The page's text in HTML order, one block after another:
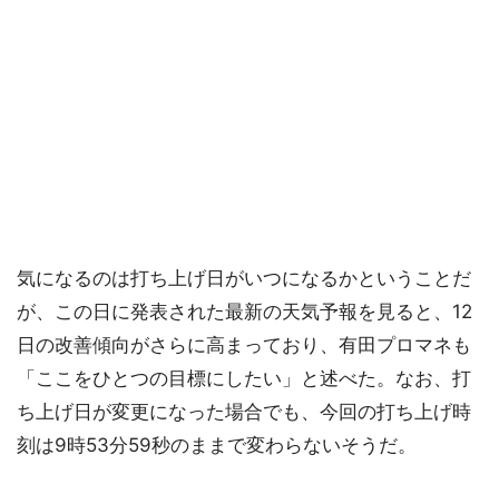
気になるのは打ち上げ日がいつになるかということだ
が、この日に発表された最新の天気予報を見ると、12
日の改善傾向がさらに高まっており、有田プロマネも
「ここをひとつの目標にしたい」と述べた。なお、打
ち上げ日が変更になった場合でも、今回の打ち上げ時
刻は9時53分59秒のままで変わらないそうだ。